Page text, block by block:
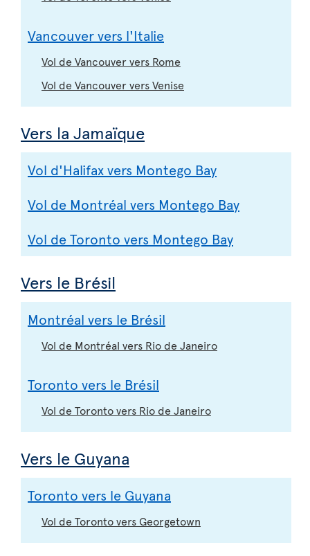
Vancouver vers l'Italie
Vol de Vancouver vers Rome
Vol de Vancouver vers Venise
Vers la Jamaïque
Vol d'Halifax vers Montego Bay
Vol de Montréal vers Montego Bay
Vol de Toronto vers Montego Bay
Vers le Brésil
Montréal vers le Brésil
Vol de Montréal vers Rio de Janeiro
Toronto vers le Brésil
Vol de Toronto vers Rio de Janeiro
Vers le Guyana
Toronto vers le Guyana
Vol de Toronto vers Georgetown